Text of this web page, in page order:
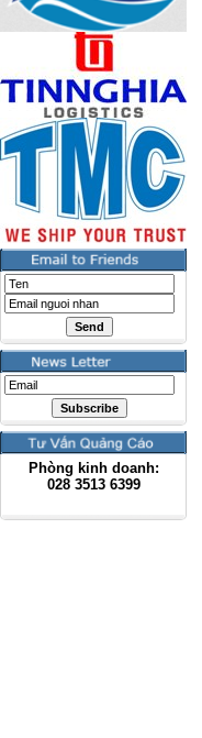
Phòng kinh doanh:
028 3513 6399